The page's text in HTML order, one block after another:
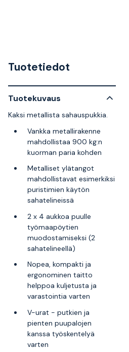
Tuotetiedot
Tuotekuvaus
Kaksi metallista sahauspukkia.
Vankka metallirakenne
mahdollistaa 900 kg:n
kuorman paria kohden
Metalliset ylätangot
mahdollistavat esimerkiksi
puristimien käytön
sahatelineissä
2 x 4 aukkoa puulle
työmaapöytien
muodostamiseksi (2
sahatelineellä)
Nopea, kompakti ja
ergonominen taitto
helppoa kuljetusta ja
varastointia varten
V-urat - putkien ja
pienten puupalojen
kanssa työskentelyä
varten